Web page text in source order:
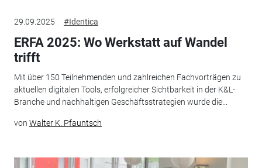
29.09.2025 #Identica
ERFA 2025: Wo Werkstatt auf Wandel
trifft
Mit über 150 Teilnehmenden und zahlreichen Fachvorträgen zu
aktuellen digitalen Tools, erfolgreicher Sichtbarkeit in der K&L-
Branche und nachhaltigen Geschäftsstrategien wurde die...
von Walter K. Pfauntsch